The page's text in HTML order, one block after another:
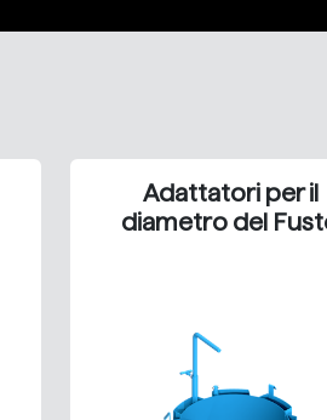
Adattatori per il
diametro del